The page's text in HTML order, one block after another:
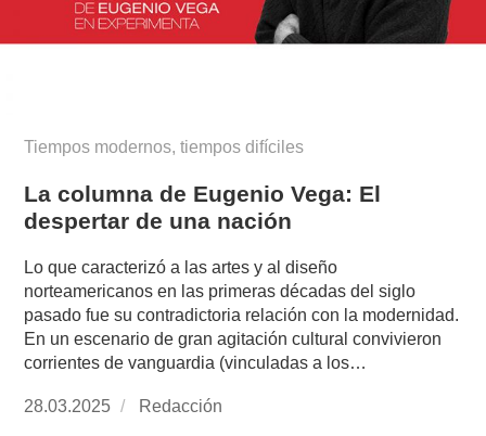
Tiempos modernos, tiempos difíciles
La columna de Eugenio Vega: El
despertar de una nación
Lo que caracterizó a las artes y al diseño
norteamericanos en las primeras décadas del siglo
pasado fue su contradictoria relación con la modernidad.
En un escenario de gran agitación cultural convivieron
corrientes de vanguardia (vinculadas a los…
Publicado
28.03.2025 https://www.experimenta.es/author/redaccion/
Redacción